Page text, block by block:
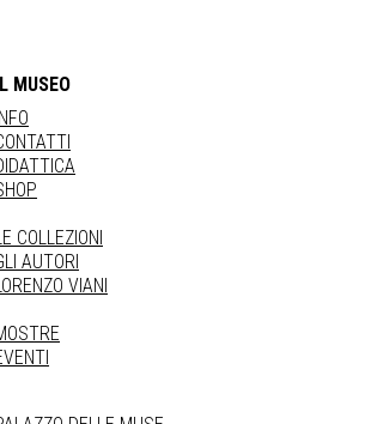
MUSEO
COLLEZIONI
AUTORI
VIANI